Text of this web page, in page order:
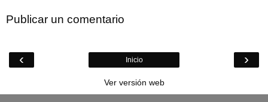
Publicar un comentario
‹ ›
Inicio
Ver versión web